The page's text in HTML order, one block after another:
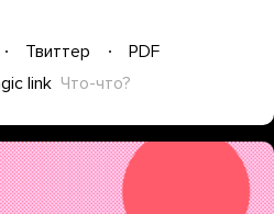
Твиттер
PDF
link Что-что?